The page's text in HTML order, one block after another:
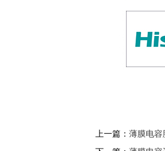
上一篇： 薄膜电容